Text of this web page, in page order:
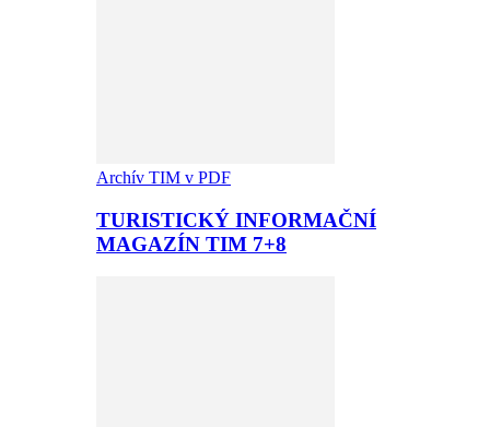
Archív TIM v PDF
TURISTICKÝ INFORMAČNÍ
MAGAZÍN TIM 7+8